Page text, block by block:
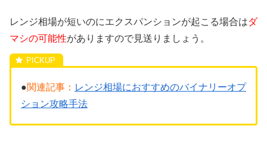
レンジ相場が短いのにエクスパンションが起こる場合はダ
マシの可能性がありますので見送りましょう。
●関連記事： レンジ相場におすすめのバイナリーオプ
ション攻略手法